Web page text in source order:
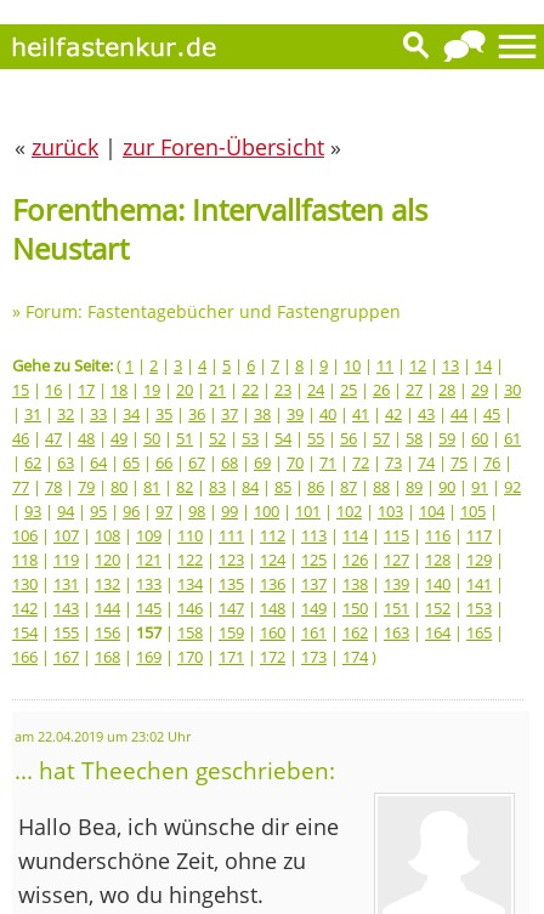
« zurück | zur Foren-Übersicht »
Forenthema: Intervallfasten als
Neustart
» Forum: Fastentagebücher und Fastengruppen
Gehe zu Seite:( 1 | 2 | 3 | 4| 5 | 6 | 7 | 8 | 9 | 10 | 11 | 12 | 13 | 14|
15 | 16 | 17 | 18 | 19 | 20 | 21 | 22 | 23 | 24| 25 | 26 | 27 | 28 | 29 | 30
| 31 | 32 | 33 | 34| 35 | 36 | 37 | 38 | 39 | 40 | 41 | 42 | 43 | 44| 45 |
46 | 47 | 48 | 49 | 50 | 51 | 52 | 53 | 54| 55 | 56 | 57 | 58 | 59 | 60 | 61
| 62 | 63 | 64| 65 | 66 | 67 | 68 | 69 | 70 | 71 | 72 | 73 | 74| 75 | 76 |
77 | 78 | 79 | 80 | 81 | 82 | 83 | 84| 85 | 86 | 87 | 88 | 89 | 90 | 91 | 92
| 93 | 94| 95 | 96 | 97 | 98 | 99 | 100 | 101 | 102 | 103 | 104| 105 |
106 | 107 | 108 | 109 | 110 | 111 | 112 | 113 | 114| 115 | 116 | 117 |
118 | 119 | 120 | 121 | 122 | 123 | 124| 125 | 126 | 127 | 128 | 129 |
130 | 131 | 132 | 133 | 134| 135 | 136 | 137 | 138 | 139 | 140 | 141 |
142 | 143 | 144| 145 | 146 | 147 | 148 | 149 | 150 | 151 | 152 | 153 |
154| 155 | 156 | 157| 158 | 159 | 160 | 161 | 162 | 163 | 164| 165 |
166 | 167 | 168 | 169 | 170 | 171 | 172 | 173 | 174)
am 22.04.2019 um 23:02 Uhr
... hat Theechen geschrieben:
Hallo Bea, ich wünsche dir eine
wunderschöne Zeit, ohne zu
wissen, wo du hingehst.